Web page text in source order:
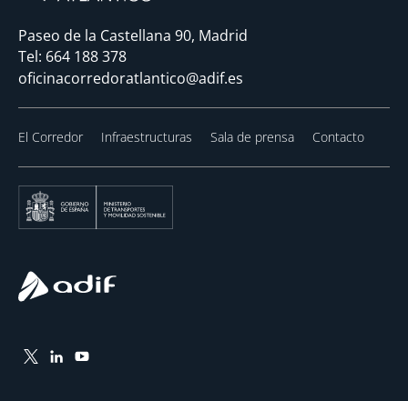
Paseo de la Castellana 90, Madrid
Tel: 664 188 378
oficinacorredoratlantico@adif.es
El Corredor Infraestructuras Sala de prensa Contacto